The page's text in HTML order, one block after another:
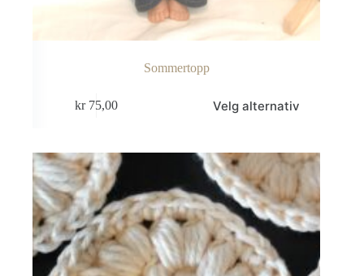
Sommertopp
kr75,00 Velg alternativ
varianter.
Alternativene
kan
velges
produktsiden